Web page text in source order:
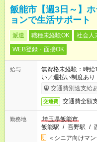
飯能市【週3日～】
ョンで生活サポート
派遣 職種未経験OK 社会人
WEB登録・面接OK
給与
無資格未経験：時
い／週払い制度あ
完了次第のお支払い
交通費別途支給
交通費 交通費全額
勤務地
埼玉県飯能市
飯能駅 / 吾野駅 /
＜シニア向けマン